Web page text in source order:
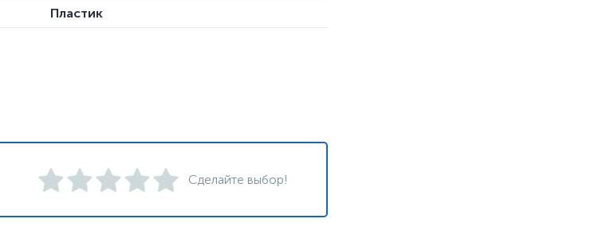
Пластик
Сделайте выбор!